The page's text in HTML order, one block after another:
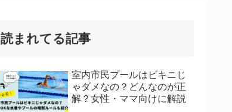
読まれてる記事
室内市民プールはビキニじ
ゃダメなの？どんなのが正
解？女性・ママ向けに解説